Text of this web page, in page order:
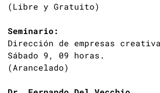
(Libre y Gratuito)
Seminario:
Dirección de empresas
Sábado 9, 09 horas.
(Arancelado)